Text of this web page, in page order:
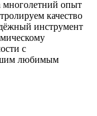
многолетний опыт
качество
инструмент
с
любимым